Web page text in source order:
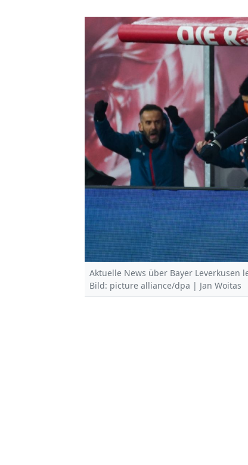
Aktuelle News über Bayer Leverkusen
Bild: picture alliance/dpa | Jan Woitas